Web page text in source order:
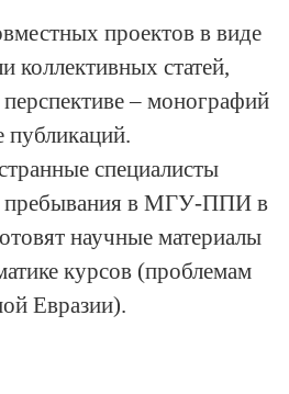
проектов в виде
коллективных статей,
перспективе – монографий
публикаций.
специалисты
пребывания в МГУ-ППИ в
научные материалы
курсов (проблемам
Евразии).